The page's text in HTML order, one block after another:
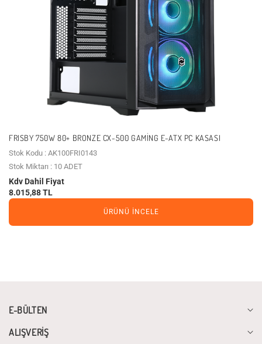
FRISBY 750W 80+ BRONZE CX-500 GAMING E-ATX PC KASASI
Stok Kodu : AK100FRI0143
Stok Miktarı : 10 ADET
Kdv Dahil Fiyat
8.015,88 TL
ÜRÜNÜ İNCELE
E-BÜLTEN
ALIŞVERİŞ